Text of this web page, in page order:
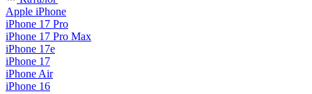
Apple iPhone
iPhone 17 Pro
iPhone 17 Pro Max
iPhone 17e
iPhone 17
iPhone Air
iPhone 16